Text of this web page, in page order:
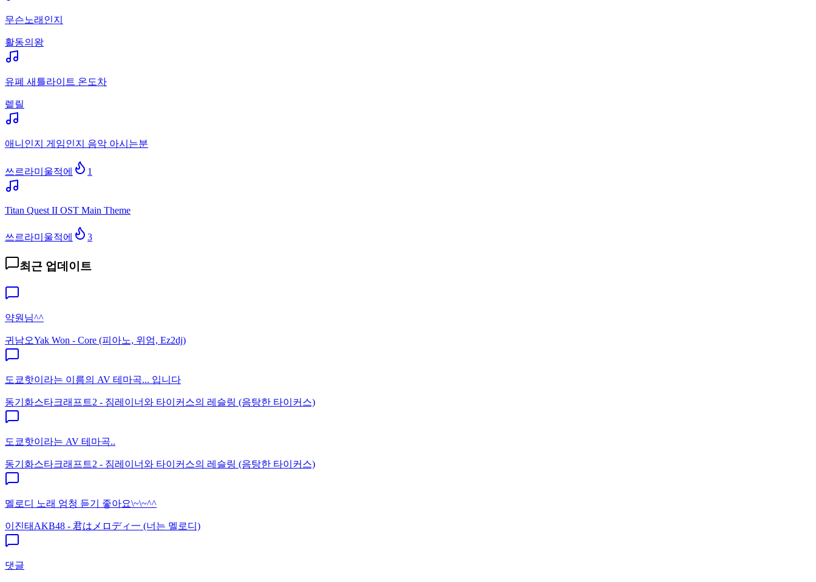
무슨노래인지
활동의왕
유폐 새틀라이트 온도차
렡릴
애니인지 게임인지 음악 아시는분
쓰르라미울적에 1
Titan Quest II OST Main Theme
쓰르라미울적에 3
최근 업데이트
약원님^^
귀남오Yak Won - Core (피아노, 위엄, Ez2dj)
도쿄핫이라는 이름의 AV 테마곡... 입니다
동기화스타크래프트2 - 짐레이너와 타이커스의 레슬링 (음탕한 타이커스)
도쿄핫이라는 AV 테마곡..
동기화스타크래프트2 - 짐레이너와 타이커스의 레슬링 (음탕한 타이커스)
멜로디 노래 엄청 듣기 좋아요\~\~^^
이진태 AKB48 - 君はメロディ一 (너는 멜로디)
댓글